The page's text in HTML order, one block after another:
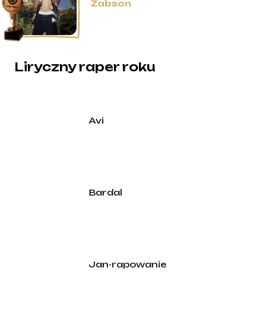
Żabson
Liryczny raper roku
Avi
Bardal
Jan-rapowanie